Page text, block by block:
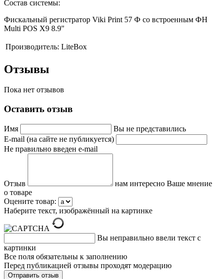
Состав системы:
Фискальный регистратор Viki Print 57 Ф со встроенным ФН
Multi POS X9 8.9"
Производитель: LiteBox
Отзывы
Пока нет отзывов
Оставить отзыв
Имя
Вы не представились
E-mail (на сайте не публикуется)
Не правильно введен e-mail
Отзыв
нам интересно Ваше мнение
о товаре
Оцените товар:
Наберите текст, изображённый на картинке
Вы неправильно ввели текст с
картинки
Все поля обязательны к заполнению
Перед публикацией отзывы проходят модерацию